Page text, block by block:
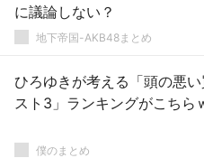
に議論しない？
地下帝国-AKB48まとめ
ひろゆきが考える「頭の悪
スト3」ランキングがこちら
僕のまとめ